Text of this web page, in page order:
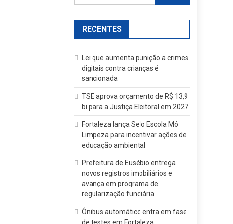
por:
RECENTES
Lei que aumenta punição a crimes
digitais contra crianças é
sancionada
TSE aprova orçamento de R$ 13,9
bi para a Justiça Eleitoral em 2027
Fortaleza lança Selo Escola Mó
Limpeza para incentivar ações de
educação ambiental
Prefeitura de Eusébio entrega
novos registros imobiliários e
avança em programa de
regularização fundiária
Ônibus automático entra em fase
de testes em Fortaleza